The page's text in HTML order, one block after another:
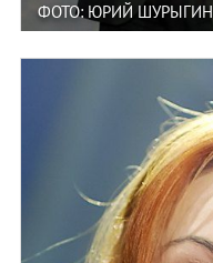
ФОТО: ЮРИЙ ШУРЫГИН